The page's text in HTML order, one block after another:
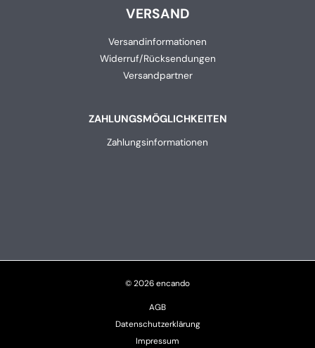
VERSAND
Versandinformationen
Widerruf/Rücksendungen
Versandpartner
ZAHLUNGSMÖGLICHKEITEN
Zahlungsinformationen
© 2026 encando
AGB
Datenschutzerklärung
Impressum